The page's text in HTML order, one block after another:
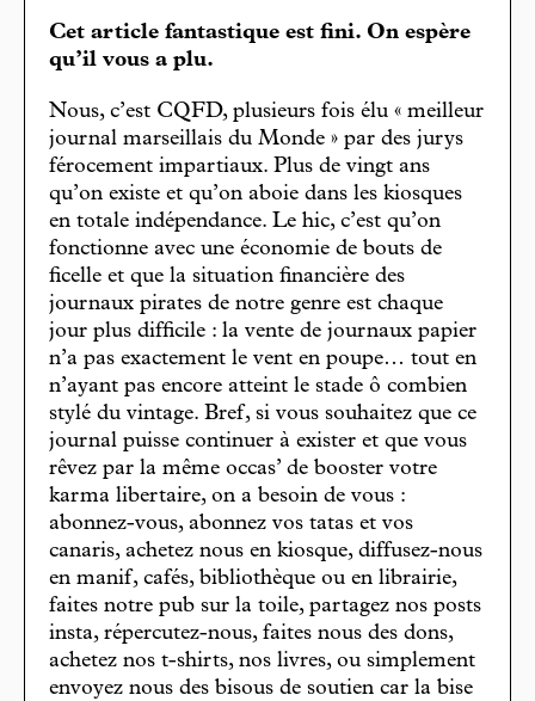
Cet article fantastique est fini. On espère
qu’il vous a plu.
Nous, c’est CQFD, plusieurs fois élu « meilleur
journal marseillais du Monde » par des jurys
férocement impartiaux. Plus de vingt ans
qu’on existe et qu’on aboie dans les kiosques
en totale indépendance. Le hic, c’est qu’on
fonctionne avec une économie de bouts de
ficelle et que la situation financière des
journaux pirates de notre genre est chaque
jour plus difficile : la vente de journaux papier
n’a pas exactement le vent en poupe… tout en
n’ayant pas encore atteint le stade ô combien
stylé du vintage. Bref, si vous souhaitez que ce
journal puisse continuer à exister et que vous
rêvez par la même occas’ de booster votre
karma libertaire, on a besoin de vous :
abonnez-vous, abonnez vos tatas et vos
canaris, achetez nous en kiosque, diffusez-nous
en manif, cafés, bibliothèque ou en librairie,
faites notre pub sur la toile, partagez nos posts
insta, répercutez-nous, faites nous des dons,
achetez nos t-shirts, nos livres, ou simplement
envoyez nous des bisous de soutien car la bise